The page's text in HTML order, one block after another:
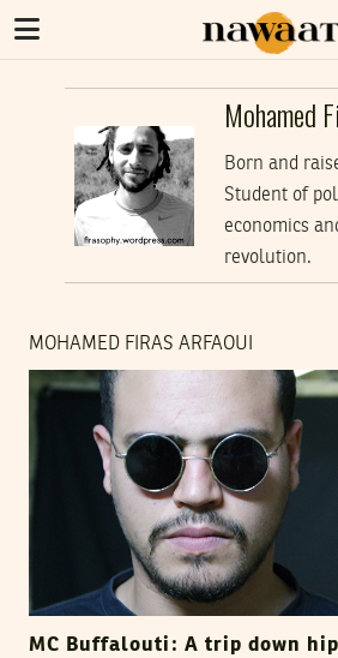
Mohamed
Born and
Student of
economics
revolution.
MOHAMED FIRAS ARFAOUI
MC Buffalouti: A trip down